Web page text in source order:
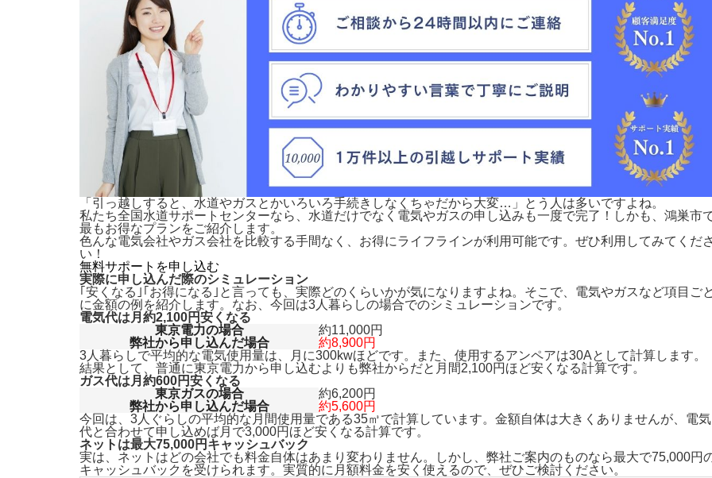
「引っ越しすると、水道やガスとかいろいろ手続きしなくちゃだから大変…」とう人は多いですよね。
私たち全国水道サポートセンターなら、水道だけでなく電気やガスの申し込みも一度で完了！しかも、 鴻巣市
最もお得なプランをご紹介します。
色んな電気会社やガス会社を比較する手間なく、お得にライフラインが利用可能です。ぜひ利用してみてくだ
い！
無料サポートを申し込む
実際に申し込んだ際のシミュレーション
｢安くなる｣｢お得になる｣と言っても、実際どのくらいかが気になりますよね。そこで、電気やガスなど項目ご
に金額の例を紹介します。なお、今回は3人暮らしの場合でのシミュレーションです。
電気代は月約2,100円安くなる
東京電力の場合
約11,000円
弊社から申し込んだ場合
約8,900円
3人暮らしで平均的な電気使用量は、月に300kwほどです。また、使用するアンペアは30Aとして計算します。
結果として、普通に東京電力から申し込むよりも弊社からだと月間2,100円ほど安くなる計算です。
ガス代は月約600円安くなる
東京ガスの場合
約6,200円
弊社から申し込んだ場合
約5,600円
今回は、3人ぐらしの平均的な月間使用量である35㎥で計算しています。金額自体は大きくありませんが、 電気
代と合わせて申し込めば月で3,000円ほど安くなる計算です。
ネットは最大75,000円キャッシュバック
実は、ネットはどの会社でも料金自体はあまり変わりません。しかし、弊社ご案内のものなら最大で75,000円
キャッシュバックを受けられます。 実質的に月額料金を安く使えるので、ぜひご検討ください。